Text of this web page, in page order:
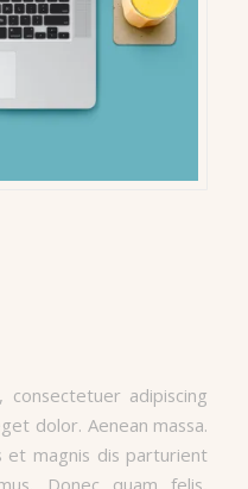
adipiscing
dolor. Aenean massa.
et magnis dis parturient